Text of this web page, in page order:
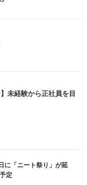
未経験から正社員を目
に「ニート祭り」が延
定